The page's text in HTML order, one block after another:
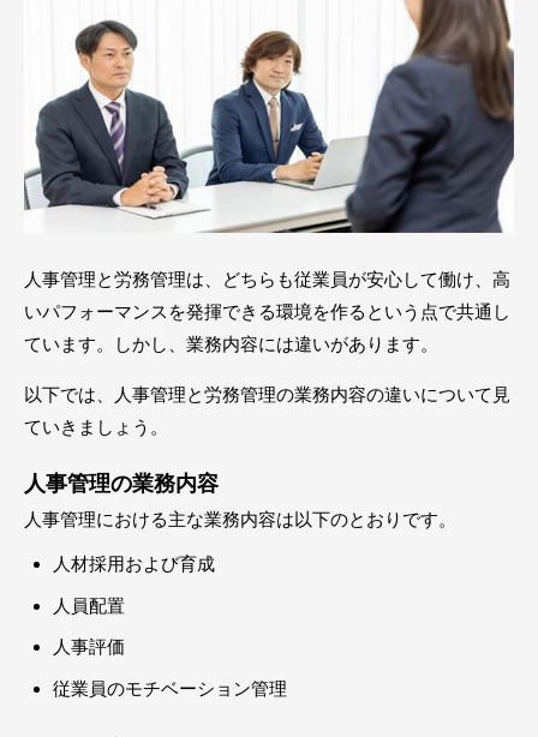
人事管理と労務管理は、どちらも従業員が安心して働け、高
いパフォーマンスを発揮できる環境を作るという点で共通し
ています。しかし、業務内容には違いがあります。
以下では、人事管理と労務管理の業務内容の違いについて見
ていきましょう。
人事管理の業務内容
人事管理における主な業務内容は以下のとおりです。
人材採用および育成
人員配置
人事評価
従業員のモチベーション管理